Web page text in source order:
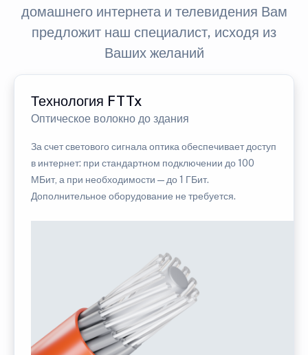
домашнего интернета и телевидения Вам
предложит наш специалист, исходя из
Ваших желаний
Технология FTTx
Оптическое волокно до здания
За счет светового сигнала оптика обеспечивает доступ
в интернет: при стандартном подключении до 100
МБит, а при необходимости — до 1 ГБит.
Дополнительное оборудование не требуется.